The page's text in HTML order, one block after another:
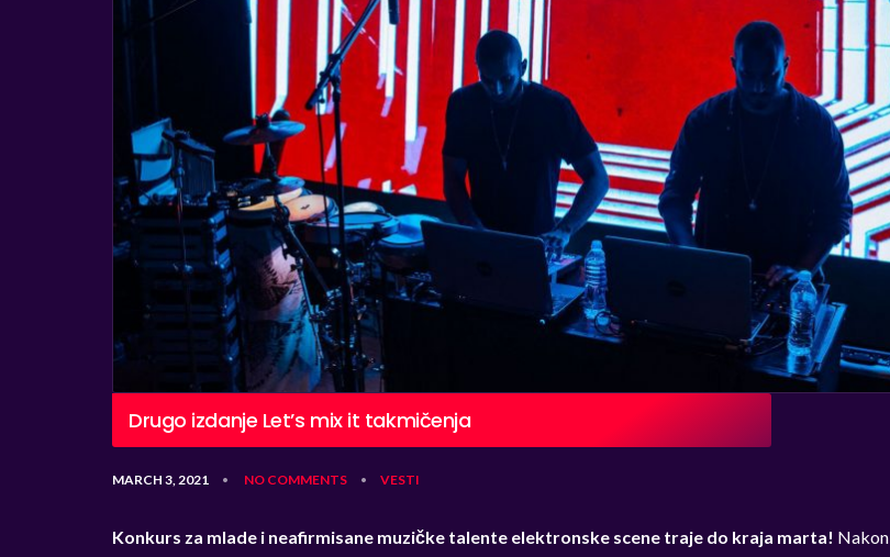
Drugo izdanje Let’s mix it takmičenja
MARCH 3, 2021 • NO COMMENTS • VESTI
Konkurs za mlade i neafirmisane muzičke talente elektronske scene traje do kraja marta! Nakon